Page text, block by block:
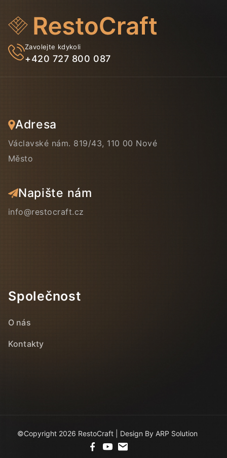
Zavolejte kdykoli
+420 727 800 087
Adresa
Václavské nám. 819/43, 110 00 Nové
Město
Napište nám
info@restocraft.cz
Společnost
O nás
Kontakty
©Copyright 2026 RestoCraft | Design By ARP Solution